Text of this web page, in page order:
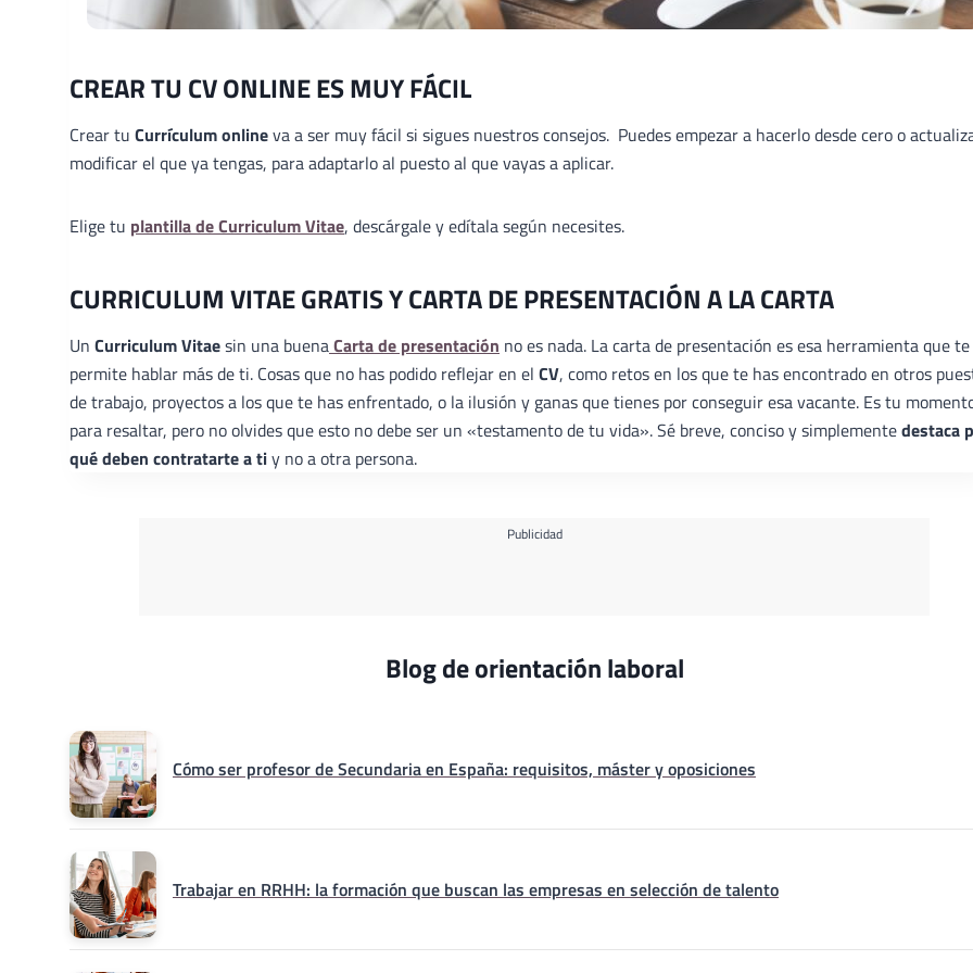
CREAR TU CV ONLINE ES MUY FÁCIL
Crear tu Currículum onlineva a ser muy fácil si sigues nuestros consejos. Puedes empezar a hacerlo desde cero o
modificar el que ya tengas, para adaptarlo al puesto al que vayas a aplicar.
Elige tu plantilla de Curriculum Vitae, descárgale y edítala según necesites.
CURRICULUM VITAE GRATIS Y CARTA DE PRESENTACIÓN A LA CARTA
Un Curriculum Vitaesin una buenaCarta de presentación no es nada. La carta de presentación es esa herramienta que te
permite hablar más de ti. Cosas que no has podido reflejar en el CV, como retos en los que te has encontrado en otros
de trabajo, proyectos a los que te has enfrentado, o la ilusión y ganas que tienes por conseguir esa vacante. Es tu
para resaltar, pero no olvides que esto no debe ser un «testamento de tu vida». Sé breve, conciso y simplementedestaca
qué deben contratarte a tiy no a otra persona.
Publicidad
Blog de orientación laboral
Cómo ser profesor de Secundaria en España: requisitos, máster y oposiciones
Trabajar en RRHH: la formación que buscan las empresas en selección de talento